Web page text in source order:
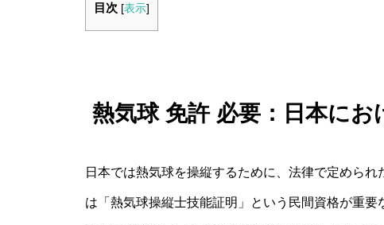
目次 [表示]
熱気球 免許 必要：日本に
日本では熱気球を操縦するために、法律で定めら
は「熱気球操縦士技能証明」という民間資格が重